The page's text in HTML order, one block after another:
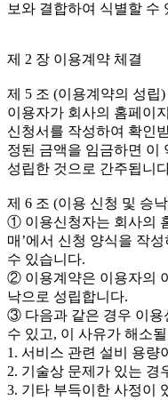
보와 결합하여 식별할 수
제 2 장 이용계약 체결
제 5 조 (이용계약의 성립)
이용자가 회사의 홈페이
신청서를 작성하여 확인
정된 금액을 임금하면 이
성립한 것으로 간주됩니
제 6 조 (이용 신청 및 승
① 이용신청자는 회사의
매’에서 신청 양식을 작
수 있습니다.
② 이용계약은 이용자의
낙으로 성립합니다.
③ 다음과 같은 경우 이용
수 있고, 이 사유가 해소
1. 서비스 관련 설비 용량
2. 기술상 문제가 있는 경
3. 기타 부득이한 사정이